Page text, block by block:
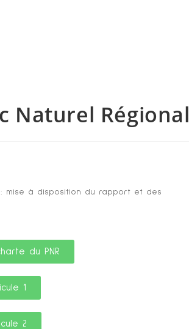
Naturel Régional
mise à disposition du rapport et des
du PNR
1
2